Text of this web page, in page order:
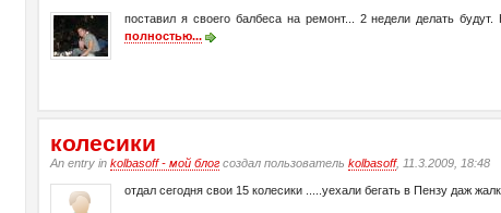
поставил я своего балбеса на ремонт... 2 недели делать
полностью...
колесики
An entry inkolbasoff - мой блогсоздал пользовательkolbasoff, 11.3.2009, 18:48
отдал сегодня свои 15 колесики .....уехали бегать в Пензу даж